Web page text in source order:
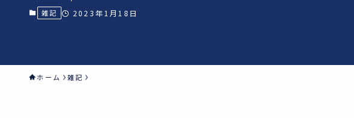
雑記 2023年1月18日
ホーム 雑記